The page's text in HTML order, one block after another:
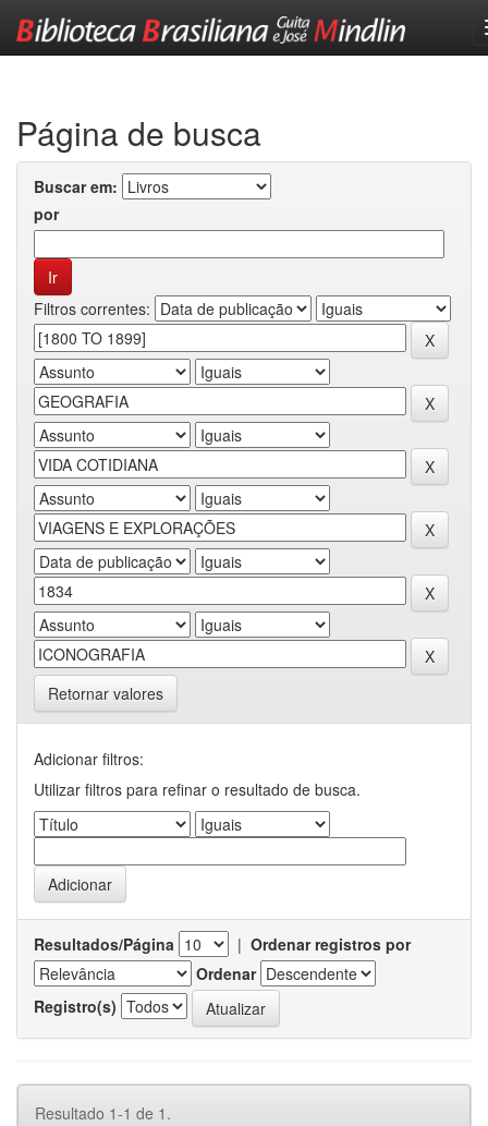
Página de busca
Buscar em:
por
Filtros correntes:
Retornar valores
Adicionar filtros:
Utilizar filtros para refinar o resultado de busca.
Resultados/Página | Ordenar registros por
Ordenar
Registro(s)
Resultado 1-1 de 1.